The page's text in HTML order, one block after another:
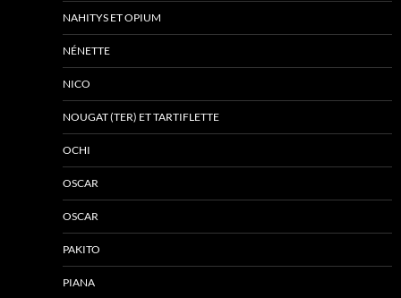
NAHITYS ET OPIUM
NÉNETTE
NICO
NOUGAT (TER) ET TARTIFLETTE
OCHI
OSCAR
OSCAR
PAKITO
PIANA